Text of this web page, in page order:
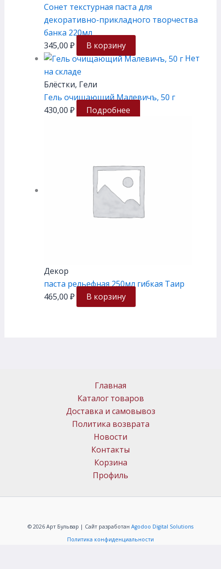
Сонет текстурная паста для
декоративно-прикладного творчества
банка 220мл
345,00 ₽
В корзину
Нет
на складе
Блёстки, Гели
Гель очищающий Малевичъ, 50 г
430,00 ₽ Подробнее
Декор
паста рельефная 250мл гибкая Таир
465,00 ₽ В корзину
Главная
Каталог товаров
Доставка и самовывоз
Политика возврата
Новости
Контакты
Корзина
Профиль
© 2026 Арт Бульвар | Сайт разработан Agodoo Digital Solutions
Политика конфиденциальности